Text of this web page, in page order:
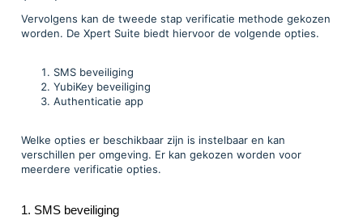
Vervolgens kan de tweede stap verificatie methode gekozen
worden. De Xpert Suite biedt hiervoor de volgende opties.
SMS beveiliging
YubiKey beveiliging
Authenticatie app
Welke opties er beschikbaar zijn is instelbaar en kan
verschillen per omgeving. Er kan gekozen worden voor
meerdere verificatie opties.
1. SMS beveiliging